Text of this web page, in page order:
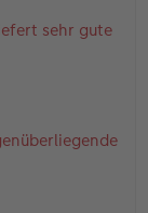
sehr gute